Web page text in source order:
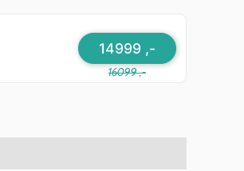
16099 ,-
14999 ,-